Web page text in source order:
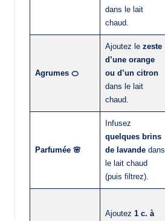
dans le lait
chaud.
Agrumes 🍊
Ajoutez le zeste
d’une orange
ou d’un citron
dans le lait
chaud.
Parfumée 🌸
Infusez
quelques brins
de lavande dans
le lait chaud
(puis filtrez).
Ajoutez 1 c. à